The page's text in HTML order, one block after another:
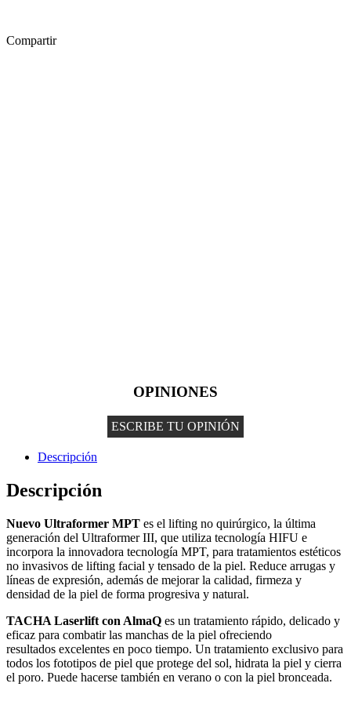
Compartir
OPINIONES
ESCRIBE TU OPINIÓN
Descripción
Descripción
Nuevo Ultraformer MPT es el lifting no quirúrgico, la última
generación del Ultraformer III, que utiliza tecnología HIFU e
incorpora la innovadora tecnología MPT, para tratamientos estéticos
no invasivos de lifting facial y tensado de la piel. Reduce arrugas y
líneas de expresión, además de mejorar la calidad, firmeza y
densidad de la piel de forma progresiva y natural.
TACHA Laserlift con AlmaQ es un tratamiento rápido, delicado y
eficaz para combatir las manchas de la piel ofreciendo
resultados excelentes en poco tiempo. Un tratamiento exclusivo para
todos los fototipos de piel que protege del sol, hidrata la piel y cierra
el poro. Puede hacerse también en verano o con la piel bronceada.